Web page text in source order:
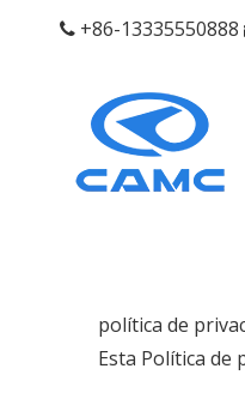
 +86-13335550888
política de
Esta Política de